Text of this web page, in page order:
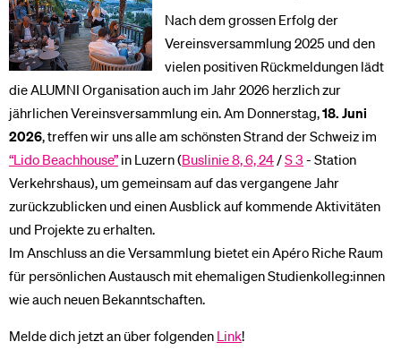
Nach dem grossen Erfolg der
Vereinsversammlung 2025 und den
vielen positiven Rückmeldungen lädt
die ALUMNI Organisation auch im Jahr 2026 herzlich zur
jährlichen Vereinsversammlung ein. Am Donnerstag,18. Juni
2026, treffen wir uns alle am schönsten Strand der Schweiz im
“Lido Beachhouse” in Luzern (Buslinie 8, 6, 24/S 3 - Station
Verkehrshaus), um gemeinsam auf das vergangene Jahr
zurückzublicken und einen Ausblick auf kommende Aktivitäten
und Projekte zu erhalten.
Im Anschluss an die Versammlung bietet ein Apéro Riche Raum
für persönlichen Austausch mit ehemaligen Studienkolleg:innen
wie auch neuen Bekanntschaften.
Melde dich jetzt an über folgenden Link!